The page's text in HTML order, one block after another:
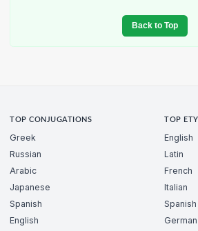
Back to Top
TOP CONJUGATIONS
Greek
Russian
Arabic
Japanese
Spanish
English
TOP
English
Latin
French
Italian
Spanish
German